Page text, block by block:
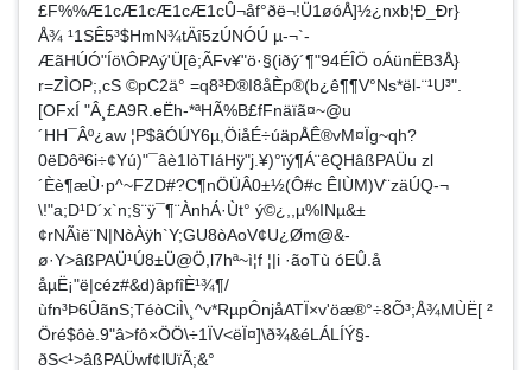
£F%%Æ1cÆ1cÆ1cÆ1cÛ¬åf°ðë¬!Ü1ø­óÅ]½¿nxb¦Ð_Ðr}
Å¾ ¹1SÊ5³$HmN¾tÄî5zÚNÓÚ µ-¬`-
ÆãHÚÓ"Íö\ÔPAý'Ü[ê;ÃFv¥"ö·§(iðý´¶"94ÉÎÖ oÁünËB3Å}
r=ZÌOP;,cS ©pC2ä° =q8³Ð®I8åÈp®(b¿ê¶¶V°Ns*ël-¨¹U³".
[OFxÍ "Â¸£A9R.eËh-*ªHÃ%B£fFnäïã¤~@u
´HH¯Âº¿aw ¦P$âÓÚY6µ,ÖiåÉ÷úäpÅÊ®vM¤­Ïg~qh?
0ëDôª6i÷¢Yú)"¯âè1lòTIáHÿ"j.¥­)°ïý¶Á¨êQHâßPAÜu zl
´Èè¶æÙ·p^~FZD#?C¶nÖÜÂ0±½(Ô#c ÊIÙM)V¨zäÚQ-¬
\!"a;D¹D´x`n;§¨ÿ¯¶¨ÀnhÁ·Ùt° ý©¿,,µ%INµ&±
¢rNÃìë¨N|NòÀÿh`Y;GU8òAoV¢U¿Øm@&­
ø·Y>âßPAÜ¹Ú8±Ü@Ö,l7hª~ì¦f ¦|i ·ãoTù óEÛ.å
åµË¡"ë|céz#&d)âpfîÈ¹¾¶/
ùfn³Þ6ÛãnS;TéòCiÌ\¸^v*RµpÔnjåATÏ×v'öæ®°÷8Õ³;Å¾MÙË[ ²
Öré$ôè.9"â>fô×ÖÖ\÷1ÏV<ëÏ¤]\ð¾&éLÁLÍÝ§­
ðS<¹>âßPAÜwf¢lUïÃ;&°